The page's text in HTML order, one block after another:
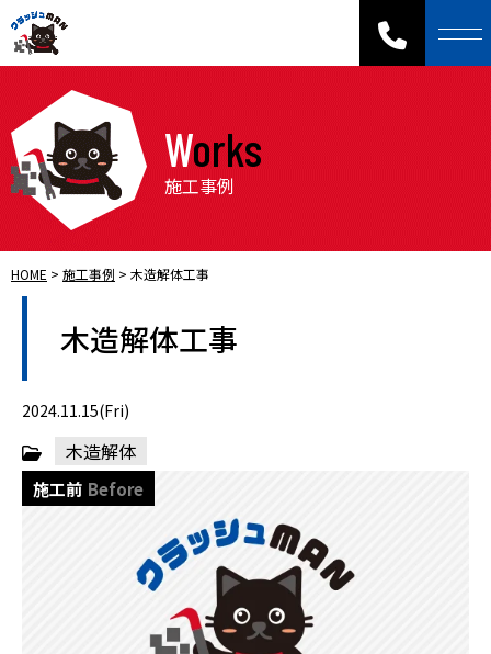
Works
施工事例
HOME > 施工事例 > 木造解体工事
木造解体工事
2024.11.15(Fri)
木造解体
施工前 Before